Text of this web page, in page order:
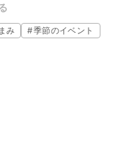
にも最適合いますの
み #季節のイベント